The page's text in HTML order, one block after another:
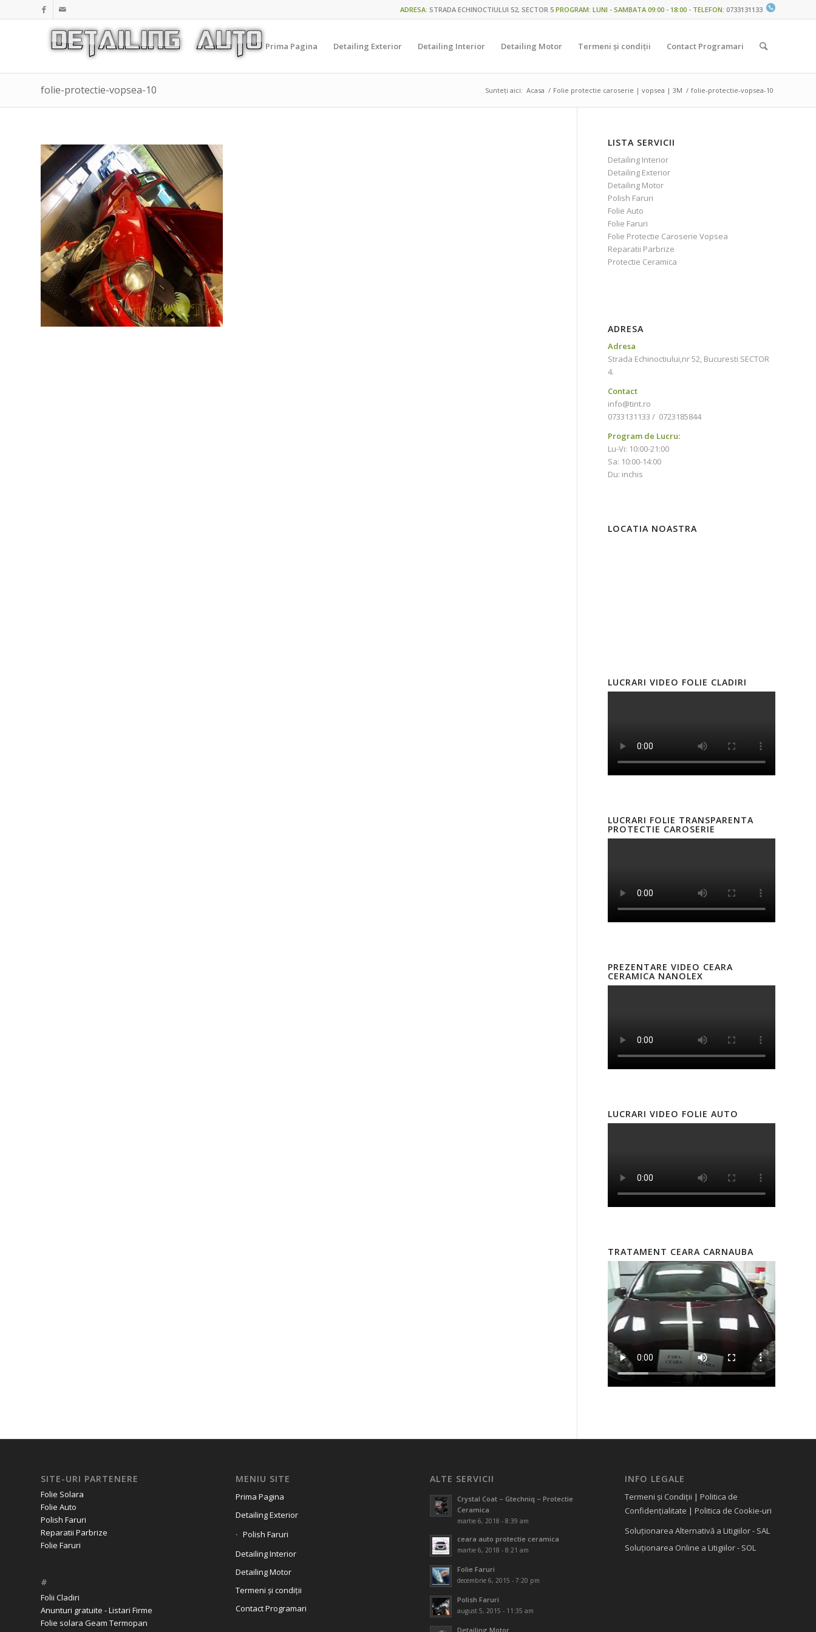
ADRESA: STRADA ECHINOCTIULUI 52, SECTOR 5 PROGRAM: LUNI - SAMBATA 09:00 - 18:00 - TELEFON: 0733131133
Prima Pagina Detailing Exterior Detailing Interior Detailing Motor Termeni și condiții Contact Programari
folie-protectie-vopsea-10 Sunteți aici: Acasa / Folie protectie caroserie | vopsea | 3M / folie-protectie-vopsea-10
LISTA SERVICII
Detailing Interior
Detailing Exterior
Detailing Motor
Polish Faruri
Folie Auto
Folie Faruri
Folie Protectie Caroserie Vopsea
Reparatii Parbrize
Protectie Ceramica
ADRESA
Adresa
Strada Echinoctiului,nr 52, Bucuresti SECTOR
4.
Contact
info@tint.ro
0733131133 / 0723185844
Program de Lucru:
Lu-Vi: 10:00-21:00
Sa: 10:00-14:00
Du: inchis
LOCATIA NOASTRA
LUCRARI VIDEO FOLIE CLADIRI
LUCRARI FOLIE TRANSPARENTA
PROTECTIE CAROSERIE
PREZENTARE VIDEO CEARA
CERAMICA NANOLEX
LUCRARI VIDEO FOLIE AUTO
TRATAMENT CEARA CARNAUBA
SITE-URI PARTENERE
Folie Solara
Folie Auto
Polish Faruri
Reparatii Parbrize
Folie Faruri
#
Folii Cladiri
Anunturi gratuite - Listari Firme
Folie solara Geam Termopan
MENIU SITE
Prima Pagina
Detailing Exterior
Polish Faruri
Detailing Interior
Detailing Motor
Termeni și condiții
Contact Programari
ALTE SERVICII
Crystal Coat – Gtechniq – Protectie
Ceramica
martie 6, 2018 - 8:39 am
ceara auto protectie ceramica
martie 6, 2018 - 8:21 am
Folie Faruri
decembrie 6, 2015 - 7:20 pm
Polish Faruri
august 5, 2015 - 11:35 am
Detailing Motor
INFO LEGALE
Termeni și Condiții | Politica de
Confidențialitate | Politica de Cookie-uri
Soluționarea Alternativă a Litigiilor - SAL
Soluționarea Online a Litigiilor - SOL